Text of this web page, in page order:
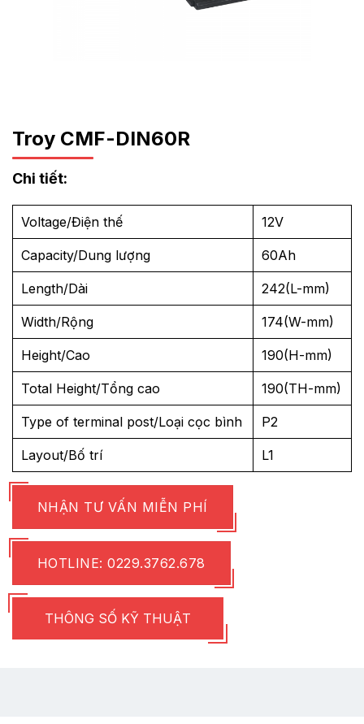
Troy CMF-DIN60R
Chi tiết:
Voltage/Điện thế 12V
Capacity/Dung lượng 60Ah
Length/Dài 242(L-mm)
Width/Rộng 174(W-mm)
Height/Cao 190(H-mm)
Total Height/Tổng cao 190(TH-mm)
Type of terminal post/Loại cọc bình P2
Layout/Bố trí L1
NHẬN TƯ VẤN MIỄN PHÍ
HOTLINE: 0229.3762.678
THÔNG SỐ KỸ THUẬT